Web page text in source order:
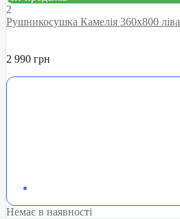
2
Рушникосушка Камелія 360х800 ліва
2 990 грн
Немає в наявності